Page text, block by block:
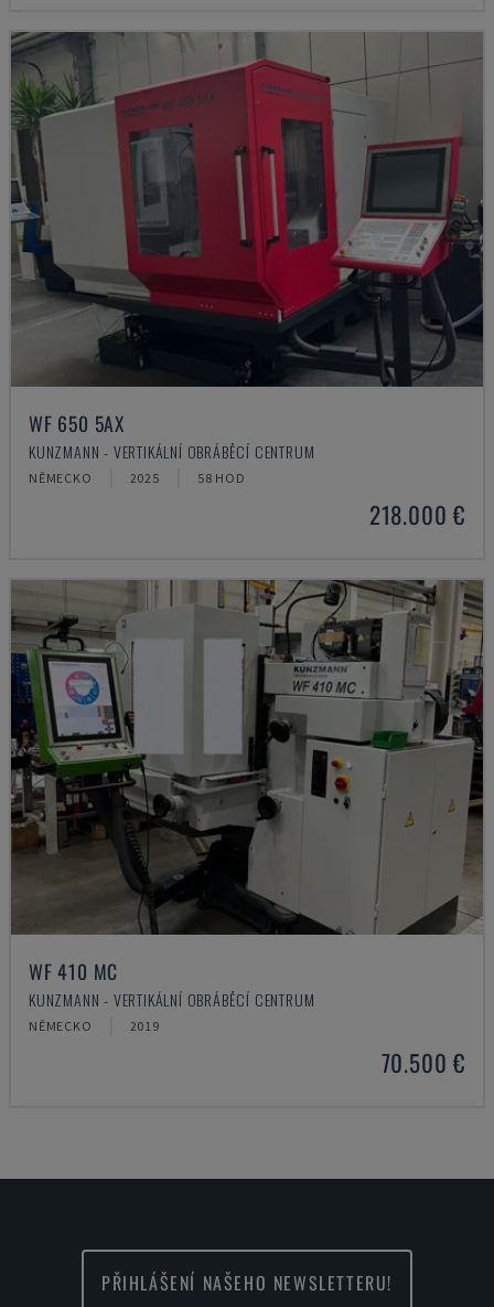
WF 650 5AX
KUNZMANN - VERTIKÁLNÍ OBRÁBĚCÍ CENTRUM
NĚMECKO 2025 58 HOD
218.000 €
WF 410 MC
KUNZMANN - VERTIKÁLNÍ OBRÁBĚCÍ CENTRUM
NĚMECKO 2019
70.500 €
PŘIHLÁŠENÍ NAŠEHO NEWSLETTERU!